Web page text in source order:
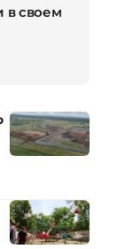
в своем